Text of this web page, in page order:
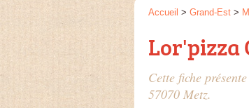
Accueil > Grand-Est >
Lor'pizza
Cette fiche
57070 Metz.